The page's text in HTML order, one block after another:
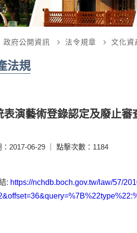
政府公開資訊 法令規章 文化資
法規
表演藝術登錄認定及廢止審
2017-06-29 ｜ 點擊次數：1184
: https://nchdb.boch.gov.tw/law/57/